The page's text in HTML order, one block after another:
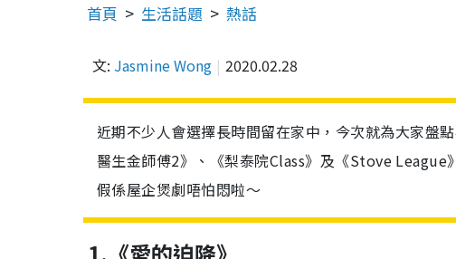
首頁 生活話題 熱話
文: Jasmine Wong 2020.02.28
近期不少人會選擇長時間留在家中，今次就為大家盤
醫生金師傅2》、《梨泰院Class》及《Stove
假係屋企煲劇唔怕悶啦～